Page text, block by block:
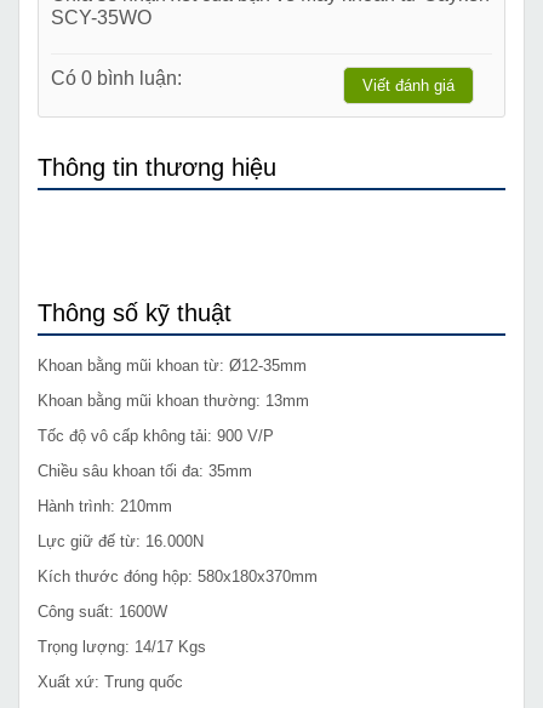
SCY-35WO
Có 0 bình luận: Viết đánh giá
Thông tin thương hiệu
Thông số kỹ thuật
Khoan bằng mũi khoan từ: Ø12-35mm
Khoan bằng mũi khoan thường: 13mm
Tốc độ vô cấp không tải: 900 V/P
Chiều sâu khoan tối đa: 35mm
Hành trình: 210mm
Lực giữ đế từ: 16.000N
Kích thước đóng hộp: 580x180x370mm
Công suất: 1600W
Trọng lượng: 14/17 Kgs
Xuất xứ: Trung quốc